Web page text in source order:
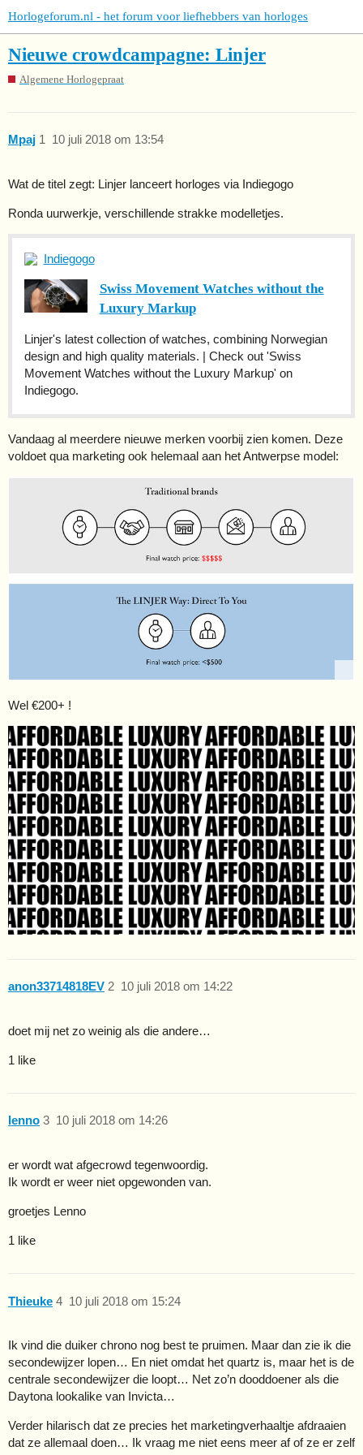
Horlogeforum.nl - het forum voor liefhebbers van horloges
Nieuwe crowdcampagne: Linjer
Algemene Horlogepraat
Mpaj 10 juli 2018 om 13:54
1
Wat de titel zegt: Linjer lanceert horloges via Indiegogo
Ronda uurwerkje, verschillende strakke modelletjes.
Indiegogo
Swiss Movement Watches without the
Luxury Markup
Linjer's latest collection of watches, combining Norwegian
design and high quality materials. | Check out 'Swiss
Movement Watches without the Luxury Markup' on
Indiegogo.
Vandaag al meerdere nieuwe merken voorbij zien komen. Deze
voldoet qua marketing ook helemaal aan het Antwerpse model:
Wel €200+ !
anon33714818EV 10 juli 2018 om 14:22
2
doet mij net zo weinig als die andere…
1 like
lenno 10 juli 2018 om 14:26
3
er wordt wat afgecrowd tegenwoordig.
Ik wordt er weer niet opgewonden van.
groetjes Lenno
1 like
Thieuke 10 juli 2018 om 15:24
4
Ik vind die duiker chrono nog best te pruimen. Maar dan zie ik die
secondewijzer lopen… En niet omdat het quartz is, maar het is de
centrale secondewijzer die loopt… Net zo’n dooddoener als die
Daytona lookalike van Invicta…
Verder hilarisch dat ze precies het marketingverhaaltje afdraaien
dat ze allemaal doen… Ik vraag me niet eens meer af of ze er zelf